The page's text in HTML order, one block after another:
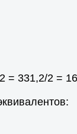
= 331,2/2 =